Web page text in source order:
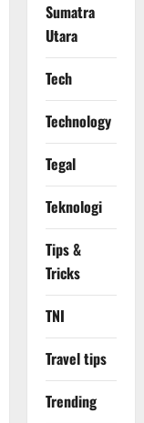
Sumatra
Utara
Tech
Technology
Tegal
Teknologi
Tips &
Tricks
TNI
Travel tips
Trending